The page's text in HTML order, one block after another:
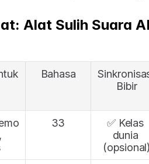
Alat Sulih Suara
Bahasa
Bibir
33
✅ Kelas
dunia
(opsional)